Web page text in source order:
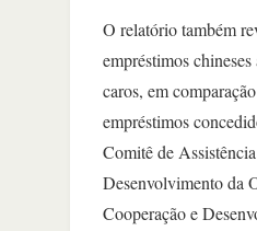
O relatório também
empréstimos
caros, em
empréstimos
Comitê de
Desenvolvimento da
Cooperação e